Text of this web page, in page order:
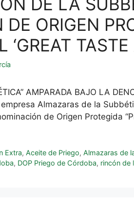
DE LA
ORIGEN
‘GREAT TASTE
AMPARADA BAJO LA
empresa Almazaras de la
de Origen Protegida
Extra,Aceite de Priego,Almazaras de
, DOP Priego de Córdoba, rincón de